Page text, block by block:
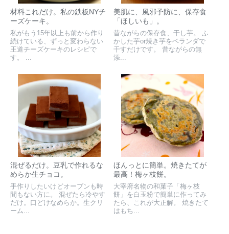
材料これだけ。私の鉄板NYチ
ーズケーキ。
私がもう15年以上も前から作り
続けている、ずっと変わらない
王道チーズケーキのレシピで
す。 ...
美肌に、風邪予防に、保存食
「ほしいも」。
昔ながらの保存食、干し芋。 ふ
かした芋or焼き芋をベランダで
干すだけです。 昔ながらの無
添...
混ぜるだけ。豆乳で作れるな
めらか生チョコ。
手作りしたいけどオーブンも時
間もない方に。 混ぜたら冷やす
だけ。口どけなめらか。生クリ
ーム...
ほんっとに簡単。焼きたてが
最高！梅ヶ枝餅。
大宰府名物の和菓子「梅ヶ枝
餅」を白玉粉で簡単に作ってみ
たら、これが大正解。 焼きたて
はもち...